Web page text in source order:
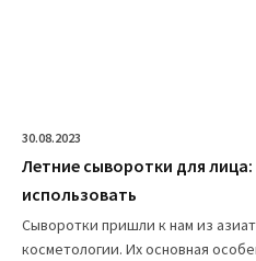
30.08.2023
Летние сыворотки для лица:
использовать
Сыворотки пришли к нам из
косметологии. Их основная